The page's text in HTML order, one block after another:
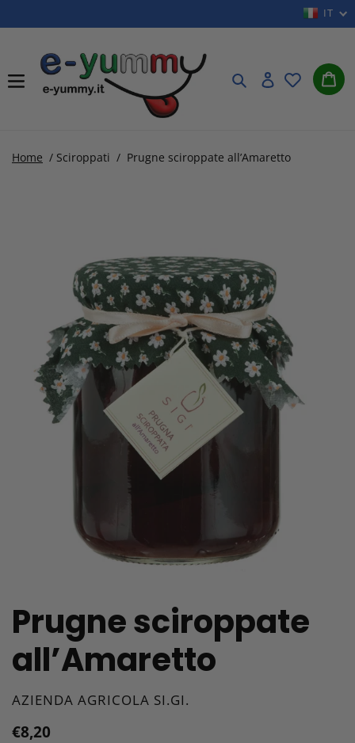
direttamente
contenuti
IT
Cerca Accedi
Home / Sciroppati / Prugne sciroppate all’Amaretto
Prugne sciroppate
all’Amaretto
VENDITORE
AZIENDA AGRICOLA SI.GI.
Prezzo
€8,20